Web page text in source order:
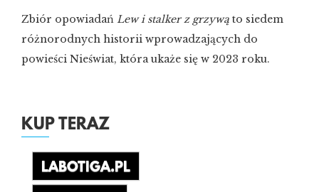
Zbiór opowiadań Lew i stalker z grzywą to siedem
różnorodnych historii wprowadzających do
powieści Nieświat, która ukaże się w 2023 roku.
KUP TERAZ
LABOTIGA.PL